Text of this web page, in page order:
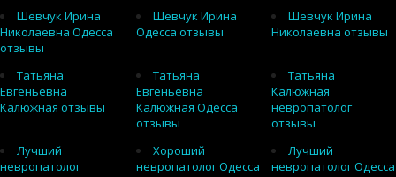
Шевчук Ирина
Николаевна Одесса
отзывы
Шевчук Ирина
Одесса отзывы
Шевчук Ирина
Николаевна отзывы
Татьяна
Евгеньевна
Калюжная отзывы
Татьяна
Евгеньевна
Калюжная Одесса
отзывы
Татьяна
Калюжная
невропатолог
отзывы
Лучший
невропатолог
Хороший
невропатолог Одесса
Лучший
невропатолог Одесса